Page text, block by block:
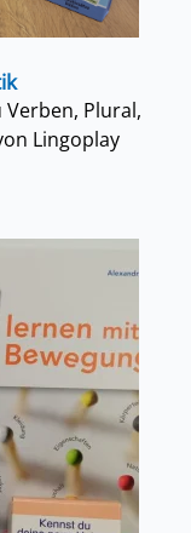
Plural,
Lingoplay